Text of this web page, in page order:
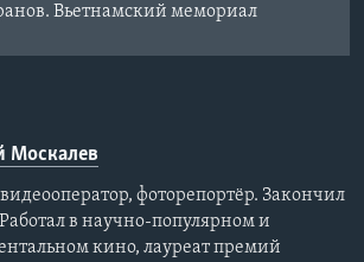
Вьетнамский мемориал
Москалев
фоторепортёр. Закончил
в научно-популярном и
кино, лауреат премий